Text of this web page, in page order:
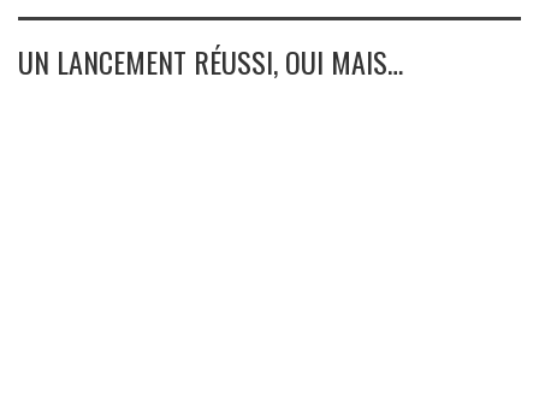
UN LANCEMENT RÉUSSI, OUI MAIS…